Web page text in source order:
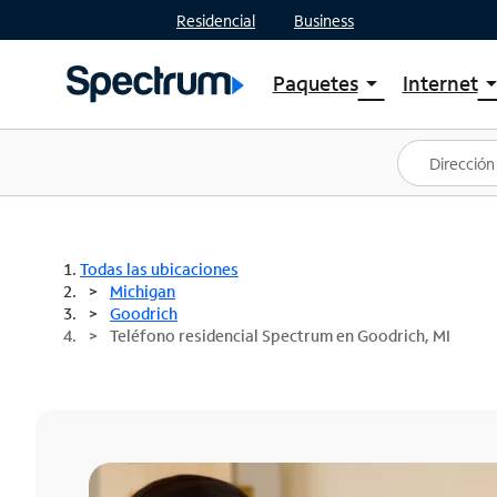
Residencial Business
Paquetesarrow_drop_down
Ver paquetes
Spectrum One
Mejores ofertas
Internetarrow_drop_down
Planes
Todas las ubicaciones
Michigan
Goodrich
Teléfono residencial Spectrum en Goodrich, MI